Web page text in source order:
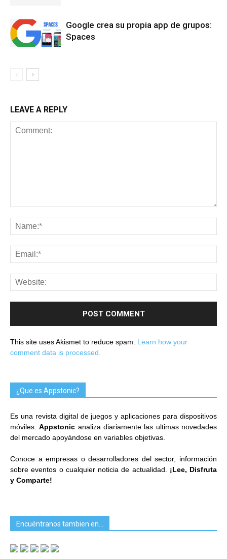
Google crea su propia app de grupos:
Spaces
LEAVE A REPLY
This site uses Akismet to reduce spam. Learn how your
comment data is processed.
¿Que es Appstonic?
Es una revista digital de juegos y aplicaciones para dispositivos
móviles.Appstonic analiza diariamente las ultimas novedades
del mercado apoyándose en variables objetivas.
Conoce a empresas o desarrolladores del sector, información
sobre eventos o cualquier noticia de actualidad. ¡Lee, Disfruta
y Comparte!
Encuéntranos tambien en…